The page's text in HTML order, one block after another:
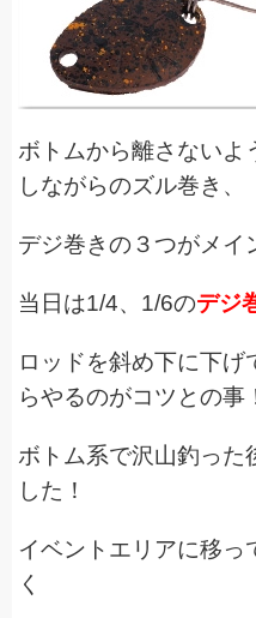
ボトムから離さないよ
しながらのズル巻き、
デジ巻きの３つがメイ
当日は1/4、1/6のデジ
ロッドを斜め下に下
らやるのがコツとの事
ボトム系で沢山釣った
した！
イベントエリアに移っ
く